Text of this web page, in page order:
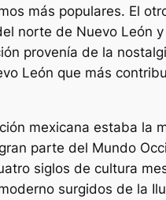
más populares. El
norte de Nuevo León
provenía de la
León que más
mexicana estaba la
parte del Mundo
siglos de cultura
surgidos de la